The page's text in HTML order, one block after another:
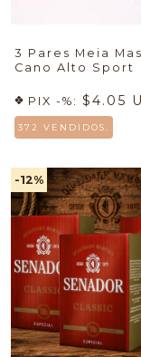
3 Pares Meia
Cano Alto Sport
PIX -%: $4.05
372 VENDIDOS.
-12%